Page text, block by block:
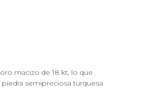
macizo de 18 kt, lo que
semipreciosa turquesa